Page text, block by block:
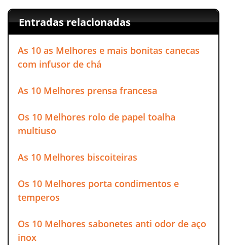
Entradas relacionadas
As 10 as Melhores e mais bonitas canecas
com infusor de chá
As 10 Melhores prensa francesa
Os 10 Melhores rolo de papel toalha
multiuso
As 10 Melhores biscoiteiras
Os 10 Melhores porta condimentos e
temperos
Os 10 Melhores sabonetes anti odor de aço
inox